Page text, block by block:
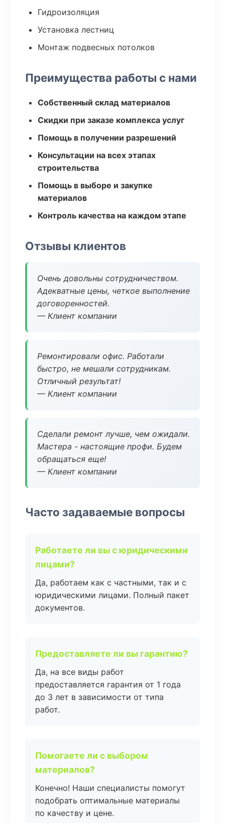
Гидроизоляция
Установка лестниц
Монтаж подвесных потолков
Преимущества работы с нами
Собственный склад материалов
Скидки при заказе комплекса услуг
Помощь в получении разрешений
Консультации на всех этапах
строительства
Помощь в выборе и закупке
материалов
Контроль качества на каждом этапе
Отзывы клиентов
Очень довольны сотрудничеством.
Адекватные цены, четкое выполнение
договоренностей.
— Клиент компании
Ремонтировали офис. Работали
быстро, не мешали сотрудникам.
Отличный результат!
— Клиент компании
Сделали ремонт лучше, чем ожидали.
Мастера - настоящие профи. Будем
обращаться еще!
— Клиент компании
Часто задаваемые вопросы
Работаете ли вы с юридическими
лицами?
Да, работаем как с частными, так и с
юридическими лицами. Полный пакет
документов.
Предоставляете ли вы гарантию?
Да, на все виды работ
предоставляется гарантия от 1 года
до 3 лет в зависимости от типа
работ.
Помогаете ли с выбором
материалов?
Конечно! Наши специалисты помогут
подобрать оптимальные материалы
по качеству и цене.